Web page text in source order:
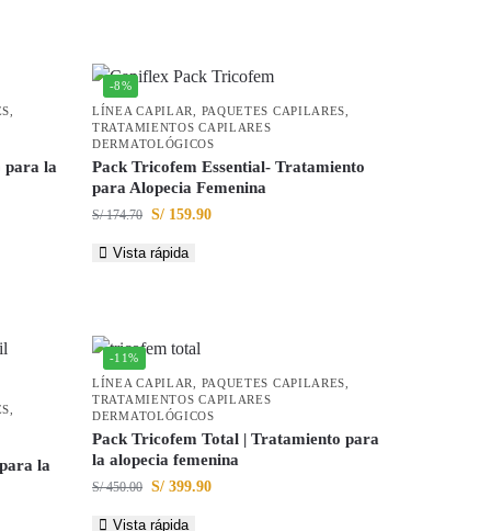
,
para la
-8%
LÍNEA CAPILAR, PAQUETES CAPILARES,
TRATAMIENTOS CAPILARES
DERMATOLÓGICOS
Pack Tricofem Essential- Tratamiento
para Alopecia Femenina
S/174.70 S/ 159.90
Vista rápida
,
la
-11%
LÍNEA CAPILAR, PAQUETES CAPILARES,
TRATAMIENTOS CAPILARES
DERMATOLÓGICOS
Pack Tricofem Total | Tratamiento para
la alopecia femenina
S/450.00 S/ 399.90
Vista rápida